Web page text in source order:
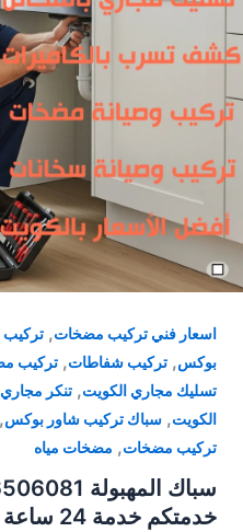
اسعار فني تركيب مضخات, تركيب
بوكس, تركيب شفاطات, تركيب
تسليك مجاري الكويت, تنكر مجاري
الكويت, سباك تركيب شاور بوكس,
تركيب مضخات, مضخات مياه
سباك المهبولة 66506081
خدمتكم خدمة 24 ساعة